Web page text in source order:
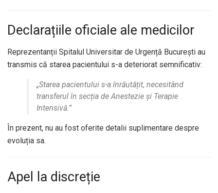
Declarațiile oficiale ale medicilor
Reprezentanții Spitalul Universitar de Urgență București au
transmis că starea pacientului s-a deteriorat semnificativ:
„Starea pacientului s-a înrăutățit, necesitând
transferul în secția de Anestezie și Terapie
Intensivă.”
În prezent, nu au fost oferite detalii suplimentare despre
evoluția sa.
Apel la discreție